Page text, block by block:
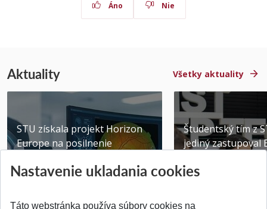
Áno Nie
Aktuality Všetky aktuality
STU získala projekt Horizon
Europe na posilnenie
Publikované 31.07.2026
Študentský tím z
jediný zastupoval
Publikované
Nastavenie ukladania cookies
Táto webstránka používa súbory cookies na